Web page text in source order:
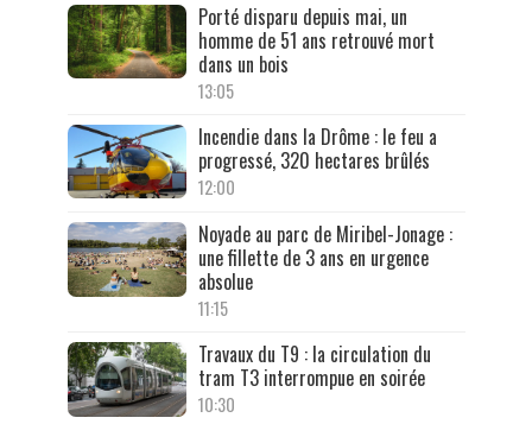
Porté disparu depuis mai, un
homme de 51 ans retrouvé mort
dans un bois
13:05
Incendie dans la Drôme : le feu a
progressé, 320 hectares brûlés
12:00
Noyade au parc de Miribel-Jonage :
une fillette de 3 ans en urgence
absolue
11:15
Travaux du T9 : la circulation du
tram T3 interrompue en soirée
10:30